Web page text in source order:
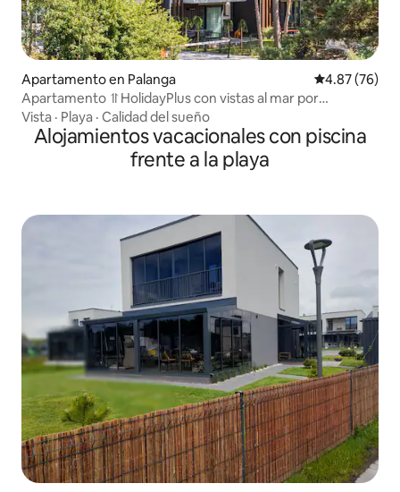
Apartamento en Palanga Calificación
4.87 (76)
Apartamento ⥣HolidayPlus con vistas al mar por
coanfitrión⥣
Vista · Playa · Calidad del sueño
Alojamientos vacacionales con piscina
frente a la playa